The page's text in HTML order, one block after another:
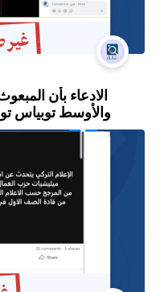
الادعاء بأن
والأوسط توبياس